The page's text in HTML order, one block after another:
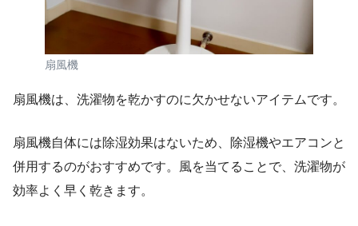
扇風機
扇風機は、洗濯物を乾かすのに欠かせないアイテムです。
扇風機自体には除湿効果はないため、除湿機やエアコンと
併用するのがおすすめです。風を当てることで、洗濯物が
効率よく早く乾きます。